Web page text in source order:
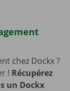
chez Dockx ?
! Récupérez
un Dockx